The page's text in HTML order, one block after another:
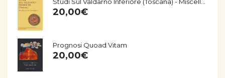
20,00€
Prognosi Quoad Vitam
20,00€